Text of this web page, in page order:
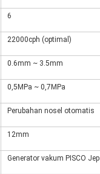
6
22000cph (optimal)
0.6mm ~ 3.5mm
0,5MPa ~ 0,7MPa
Perubahan nosel otomatis
12mm
Generator vakum PISCO